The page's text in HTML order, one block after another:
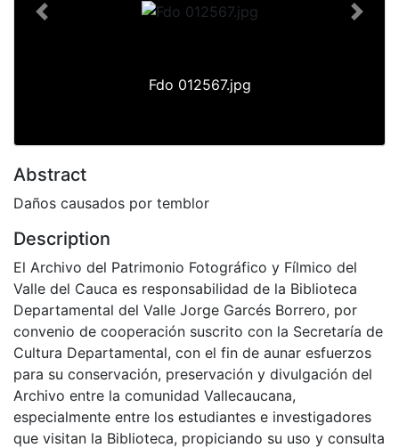
Fdo 012567.jpg
Previous Next
Abstract
Daños causados por temblor
Description
El Archivo del Patrimonio Fotográfico y Fílmico del
Valle del Cauca es responsabilidad de la Biblioteca
Departamental del Valle Jorge Garcés Borrero, por
convenio de cooperación suscrito con la Secretaría de
Cultura Departamental, con el fin de aunar esfuerzos
para su conservación, preservación y divulgación del
Archivo entre la comunidad Vallecaucana,
especialmente entre los estudiantes e investigadores
que visitan la Biblioteca, propiciando su uso y consulta